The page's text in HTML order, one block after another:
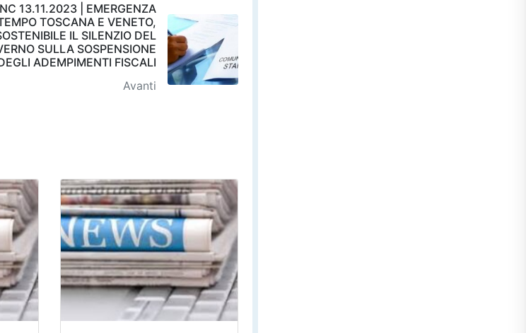
13.11.2023 | EMERGENZA
TOSCANA E VENETO,
IL SILENZIO DEL
SULLA SOSPENSIONE
ADEMPIMENTI FISCALI
Avanti